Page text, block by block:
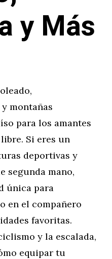
y Más
montañas
para los amantes
Si eres un
deportivas y
segunda mano,
única para
en el compañero
favoritas.
y la escalada,
equipar tu